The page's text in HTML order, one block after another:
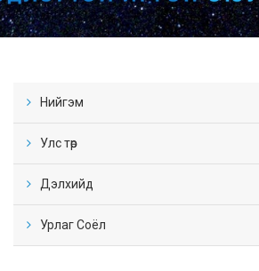
Нийгэм
Улс төр
Дэлхийд
Урлаг Соёл